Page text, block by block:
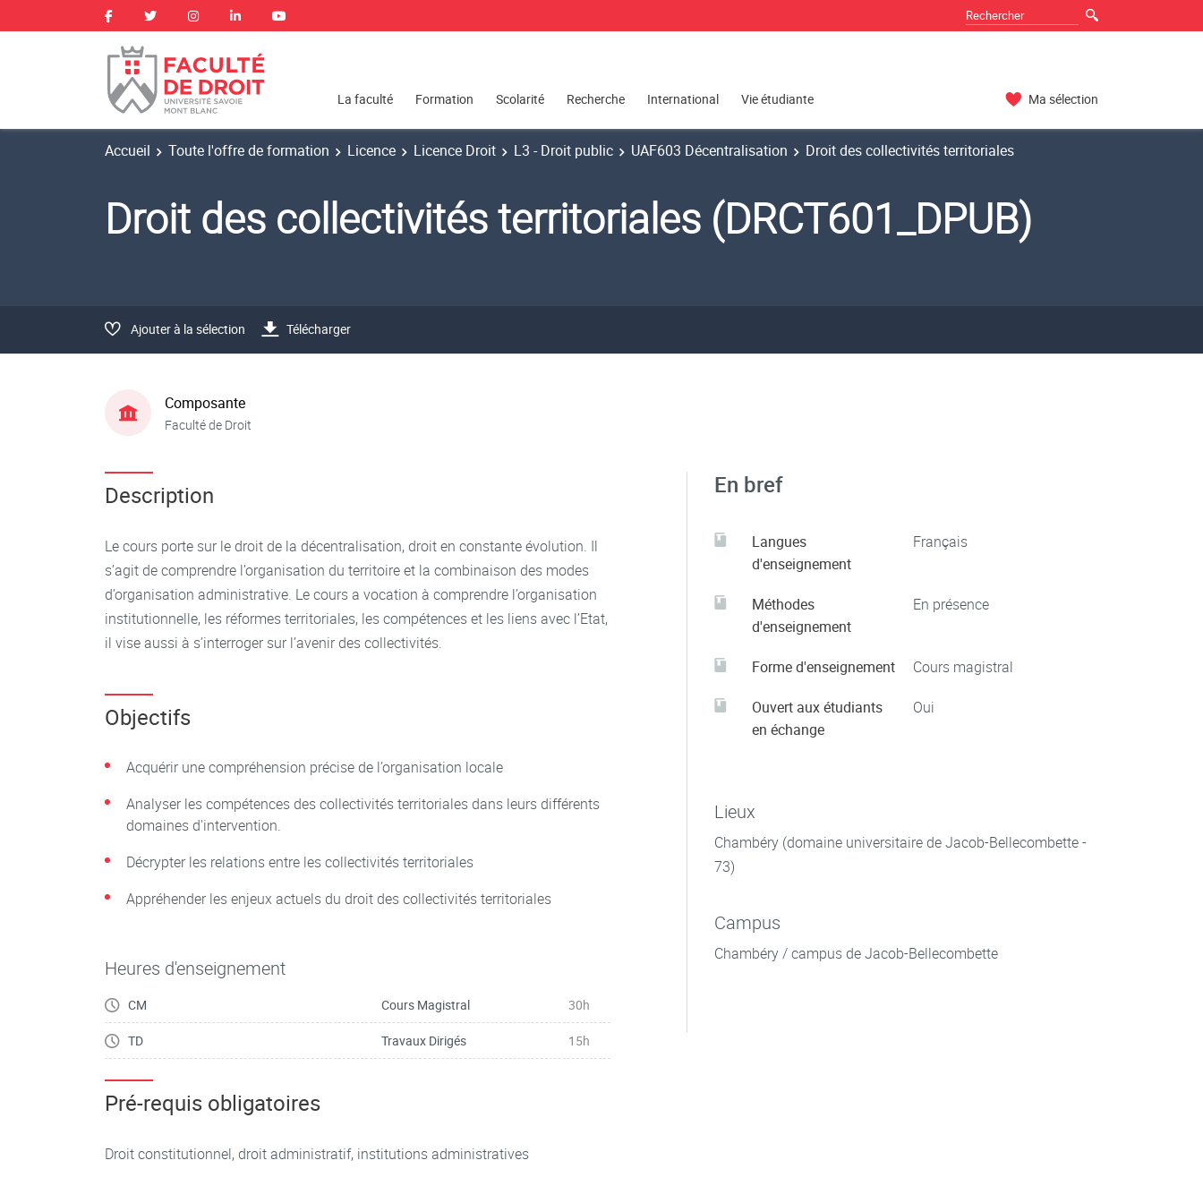
La faculté Formation Scolarité Recherche International Vie étudiante Ma sélection
Accueil Toute l'offre de formation Licence Licence Droit L3 - Droit public UAF603 Décentralisation Droit des collectivités territoriales
Droit des collectivités territoriales (DRCT601_DPUB)
Ajouter à la sélection Télécharger
Composante
Faculté de Droit
Description
Le cours porte sur le droit de la décentralisation, droit en constante évolution. Il
s’agit de comprendre l’organisation du territoire et la combinaison des modes
d’organisation administrative. Le cours a vocation à comprendre l’organisation
institutionnelle, les réformes territoriales, les compétences et les liens avec l’Etat,
il vise aussi à s’interroger sur l’avenir des collectivités.
Objectifs
Acquérir une compréhension précise de l’organisation locale
Analyser les compétences des collectivités territoriales dans leurs différents
domaines d'intervention.
Décrypter les relations entre les collectivités territoriales
Appréhender les enjeux actuels du droit des collectivités territoriales
Heures d'enseignement
CM Cours Magistral 30h
TD Travaux Dirigés 15h
Pré-requis obligatoires
Droit constitutionnel, droit administratif, institutions administratives
En bref
Langues
d'enseignement
Français
Méthodes
d'enseignement
En présence
Forme d'enseignement Cours magistral
Ouvert aux étudiants
en échange
Oui
Lieux
Chambéry (domaine universitaire de Jacob-Bellecombette -
73)
Campus
Chambéry / campus de Jacob-Bellecombette